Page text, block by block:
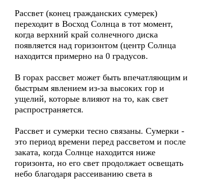
Рассвет (конец гражданских сумерек)
переходит в Восход Солнца в тот момент,
когда верхний край солнечного диска
появляется над горизонтом (центр Солнца
находится примерно на 0 градусов.
В горах рассвет может быть впечатляющим и
быстрым явлением из-за высоких гор и
ущелий, которые влияют на то, как свет
распространяется.
Рассвет и сумерки тесно связаны. Сумерки -
это период времени перед рассветом и после
заката, когда Солнце находится ниже
горизонта, но его свет продолжает освещать
небо благодаря рассеиванию света в